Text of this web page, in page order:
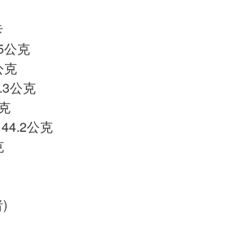
公克
克
公克
公克